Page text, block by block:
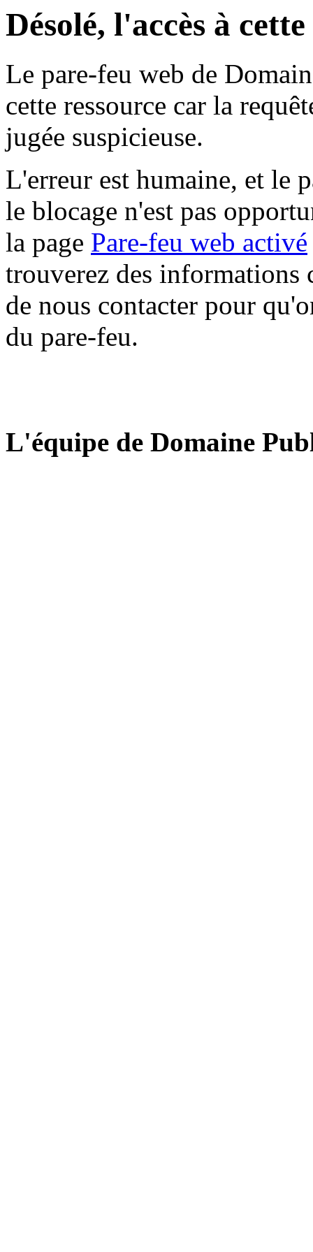
Désolé, l'accès à
Le pare-feu web de
cette ressource car la
jugée suspicieuse.
L'erreur est humaine, et le
le blocage n'est pas
la page Pare-feu web activé
trouverez des informations
de nous contacter pour
du pare-feu.
L'équipe de Domaine